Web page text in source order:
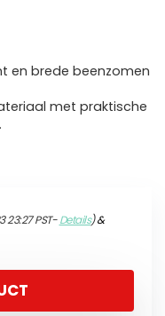
en brede beenzomen
met praktische
PST-Details)&